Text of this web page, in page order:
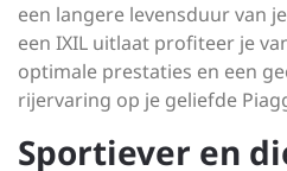
een langere levensduur van
een IXIL uitlaat profiteer je
optimale prestaties en een
rijervaring op je geliefde
Sportiever en